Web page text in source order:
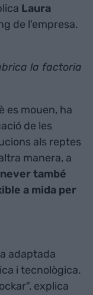
Laura
de l'empresa.
la factoria
es mouen, ha
de les
als reptes
manera, a
també
a mida per
adaptada
i tecnològica.
explica